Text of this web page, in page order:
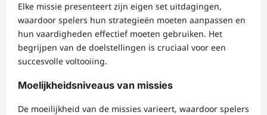
Elke missie presenteert zijn eigen set uitdagingen,
waardoor spelers hun strategieën moeten aanpassen en
hun vaardigheden effectief moeten gebruiken. Het
begrijpen van de doelstellingen is cruciaal voor een
succesvolle voltooiing.
Moelijkheidsniveaus van missies
De moeilijkheid van de missies varieert, waardoor spelers